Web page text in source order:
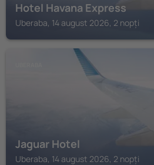
Hotel Havana Express
Uberaba, 14 august 2026, 2 nopți
Jaguar Hotel
Uberaba, 14 august 2026, 2 nopți